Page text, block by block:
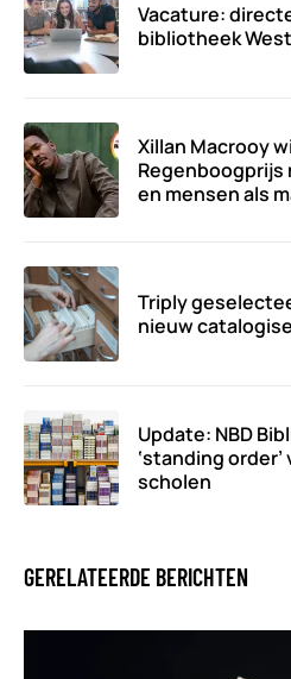
Vacature:
bibliotheek
Xillan Macrooy
Regenboogprijs
en mensen als
Triply
nieuw
Update: NBD
‘standing
scholen
GERELATEERDE BERICHTEN